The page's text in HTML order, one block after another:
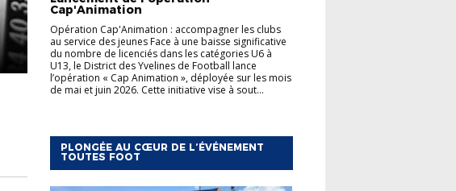
Cap'Animation
Opération Cap'Animation : accompagner les clubs
au service des jeunes Face à une baisse significative
du nombre de licenciés dans les catégories U6 à
U13, le District des Yvelines de Football lance
l’opération « Cap Animation », déployée sur les mois
de mai et juin 2026. Cette initiative vise à sout...
PLONGÉE AU CŒUR DE L’ÉVÉNEMENT
TOUTES FOOT